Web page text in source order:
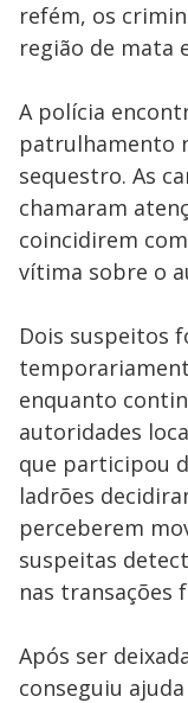
refém, os
região de mata
A polícia
patrulhamento
sequestro. As
chamaram
coincidirem
vítima sobre o
Dois suspeitos
enquanto
autoridades
que participou
ladrões
perceberem
suspeitas
nas transações
Após ser
conseguiu